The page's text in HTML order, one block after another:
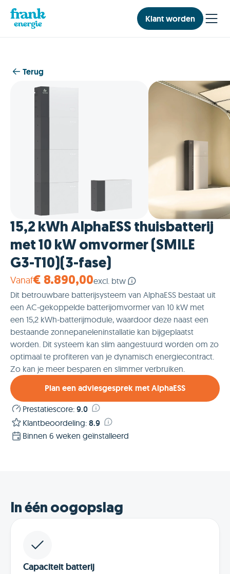
Klant worden
Terug
15,2 kWh AlphaESS thuisbatterij
met 10 kW omvormer (SMILE
G3-T10)(3-fase)
Vanaf€ 8.890,00excl. btw
Dit betrouwbare batterijsysteem van AlphaESS bestaat uit
een AC-gekoppelde batterijomvormer van 10 kW met
een 15,2 kWh-batterijmodule, waardoor deze naast een
bestaande zonnepaneleninstallatie kan bijgeplaatst
worden. Dit systeem kan slim aangestuurd worden om zo
optimaal te profiteren van je dynamisch energiecontract.
Zo kan je meer besparen en slimmer verbruiken.
Plan een adviesgesprek met AlphaESS
Prestatiescore: 9.0
Klantbeoordeling: 8.9
Binnen 6 weken geïnstalleerd
In één oogopslag
Capaciteit batterij